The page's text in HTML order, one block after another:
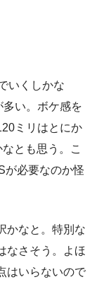
いくしかな
い。ボケ感を
ミリはとにか
とも思う。こ
が必要なのか怪
かなと。特別な
なさそう。よほ
はいらないので